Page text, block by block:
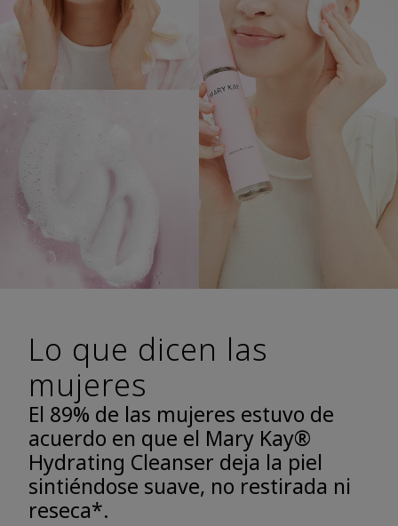
Lo que dicen las
mujeres
El 89% de las mujeres estuvo de
acuerdo en que el Mary Kay®
Hydrating Cleanser deja la piel
sintiéndose suave, no restirada ni
reseca*.